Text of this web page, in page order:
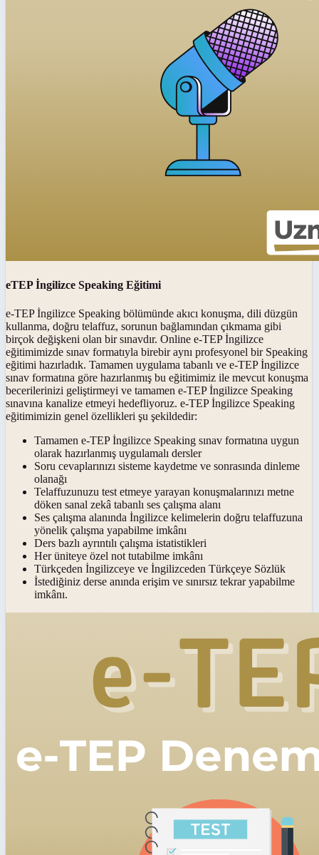
eTEP İngilizce Speaking Eğitimi
e-TEP İngilizce Speaking bölümünde akıcı konuşma, dili düzgün
kullanma, doğru telaffuz, sorunun bağlamından çıkmama gibi
birçok değişkeni olan bir sınavdır. Online e-TEP İngilizce
eğitimimizde sınav formatıyla birebir aynı profesyonel bir Speaking
eğitimi hazırladık. Tamamen uygulama tabanlı ve e-TEP İngilizce
sınav formatına göre hazırlanmış bu eğitimimiz ile mevcut konuşma
becerilerinizi geliştirmeyi ve tamamen e-TEP İngilizce Speaking
sınavına kanalize etmeyi hedefliyoruz. e-TEP İngilizce Speaking
eğitimimizin genel özellikleri şu şekildedir:
Tamamen e-TEP İngilizce Speaking sınav formatına uygun
olarak hazırlanmış uygulamalı dersler
Soru cevaplarınızı sisteme kaydetme ve sonrasında dinleme
olanağı
Telaffuzunuzu test etmeye yarayan konuşmalarınızı metne
döken sanal zekâ tabanlı ses çalışma alanı
Ses çalışma alanında İngilizce kelimelerin doğru telaffuzuna
yönelik çalışma yapabilme imkânı
Ders bazlı ayrıntılı çalışma istatistikleri
Her üniteye özel not tutabilme imkânı
Türkçeden İngilizceye ve İngilizceden Türkçeye Sözlük
İstediğiniz derse anında erişim ve sınırsız tekrar yapabilme
imkânı.